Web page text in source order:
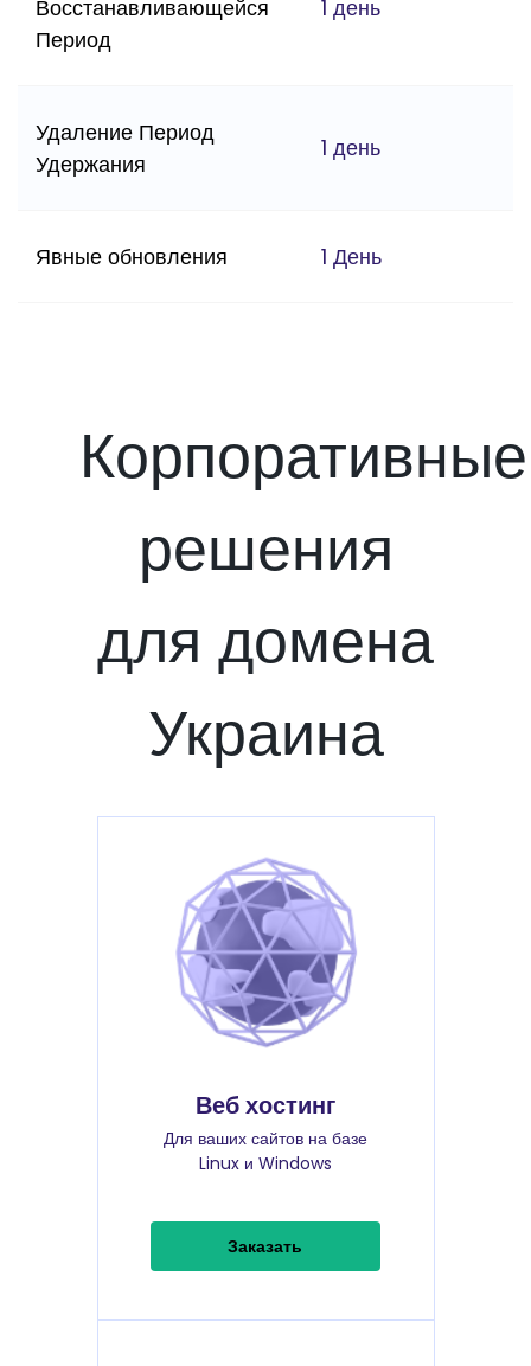
Восстанавливающейся
Период
1 день
Удаление Период
Удержания
1 день
Явные обновления 1 День
Корпоративные
решения
для домена
Украина
Веб хостинг
Для ваших сайтов на базе
Linux и Windows
Заказать